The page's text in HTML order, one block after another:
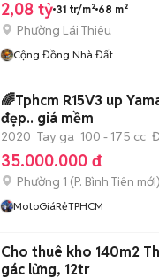
2,08 tỷ 31 tr/m² 68 m²
Phường Lái Thiêu
Cộng Đồng Nhà Đất
🌈Tphcm R15V3 up
đẹp.. giá mềm
2020 Tay ga 100 - 175 cc
35.000.000 đ
Phường 1 (P. Bình Tiên mới)
MotoGiáRẻTPHCM
Cho thuê kho 140m2
gác lửng, 12tr